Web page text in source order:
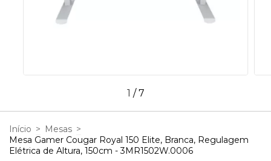
1 /7
Início > Mesas >
Mesa Gamer Cougar Royal 150 Elite, Branca, Regulagem
Elétrica de Altura, 150cm - 3MR1502W.0006